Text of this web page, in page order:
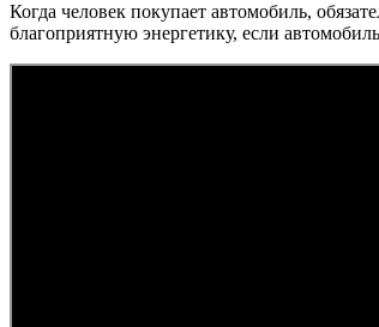
Когда человек покупает автомобиль,
благоприятную энергетику, если